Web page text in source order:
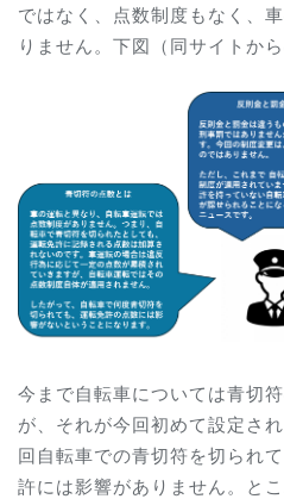
ではなく、点数制度もなく、
りません。下図（同サイトか
今まで自転車については青切
が、それが今回初めて設定さ
回自転車での青切符を切られ
許には影響がありません。と